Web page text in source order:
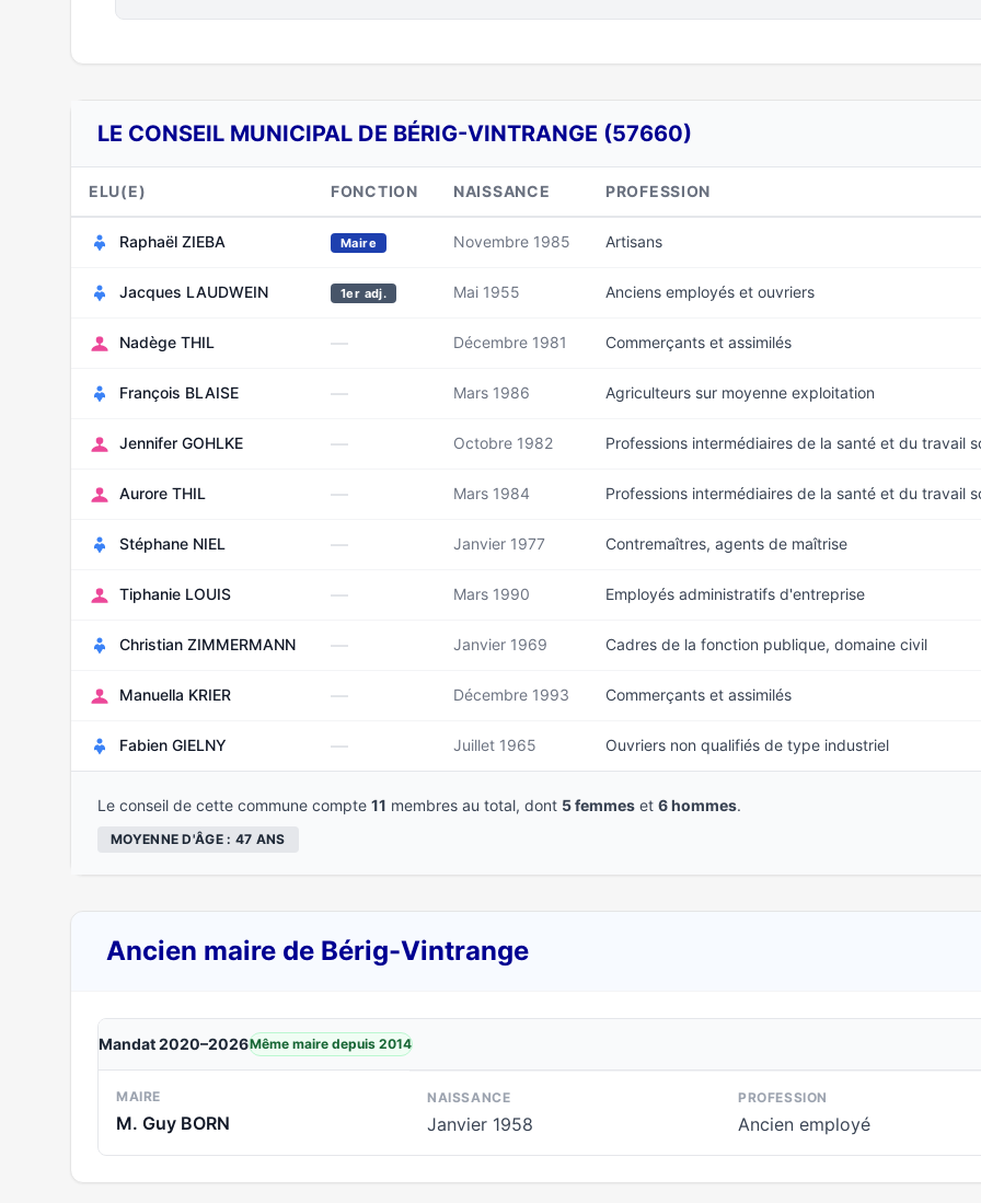
LE CONSEIL MUNICIPAL DE BÉRIG-VINTRANGE (57660)
ELU(E) FONCTION NAISSANCE PROFESSION
Raphaël ZIEBA Maire Novembre 1985 Artisans
Jacques LAUDWEIN 1er adj. Mai 1955 Anciens employés et ouvriers
Nadège THIL — Décembre 1981 Commerçants et assimilés
François BLAISE — Mars 1986 Agriculteurs sur moyenne exploitation
Jennifer GOHLKE — Octobre 1982 Professions intermédiaires de la santé et du travail
Aurore THIL — Mars 1984 Professions intermédiaires de la santé et du travail
Stéphane NIEL — Janvier 1977 Contremaîtres, agents de maîtrise
Tiphanie LOUIS — Mars 1990 Employés administratifs d'entreprise
Christian ZIMMERMANN — Janvier 1969 Cadres de la fonction publique, domaine civil
Manuella KRIER — Décembre 1993 Commerçants et assimilés
Fabien GIELNY — Juillet 1965 Ouvriers non qualifiés de type industriel
Le conseil de cette commune compte 11 membres au total, dont 5 femmes et 6 hommes.
MOYENNE D'ÂGE : 47 ANS
Ancien maire de Bérig-Vintrange
Mandat 2020–2026Même maire depuis 2014
MAIRE
M. Guy BORN
NAISSANCE
Janvier 1958
PROFESSION
Ancien employé